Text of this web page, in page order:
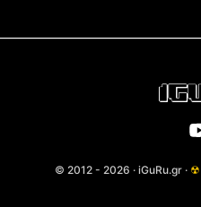
© 2012 - 2026 · iGuRu.gr · ☢